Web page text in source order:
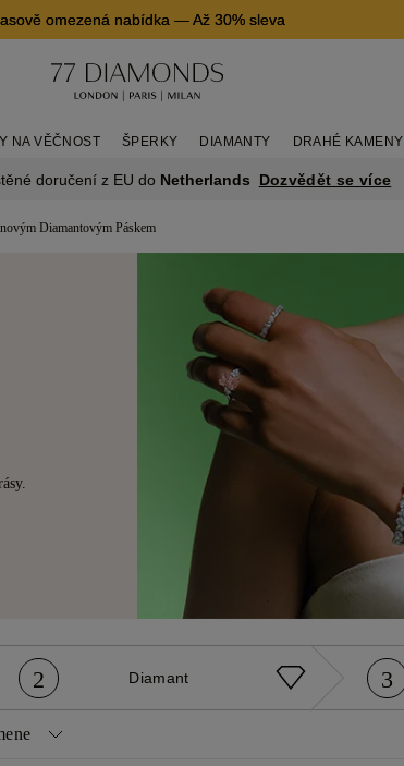
omezená nabídka —Až 30% sleva
NA VĚČNOST ŠPERKY DIAMANTY DRAHÉ KAMENY
doručení z EU do Netherlands Dozvědět se více
Diamantovým Páskem
2 Diamant 3